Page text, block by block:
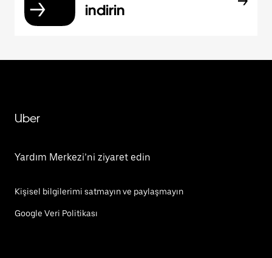
indirin
Uber
Yardım Merkezi’ni ziyaret edin
Kişisel bilgilerimi satmayın ve paylaşmayın
Google Veri Politikası